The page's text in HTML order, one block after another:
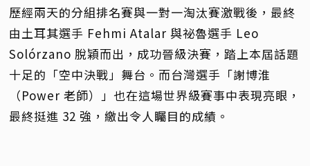
歷經兩天的分組排名賽與一對一淘汰賽激戰後，最終
由土耳其選手 Fehmi Atalar 與祕魯選手 Leo
Solórzano 脫穎而出，成功晉級決賽，踏上本屆話題
十足的「空中決戰」舞台。而台灣選手「謝博淮
（Power 老師）」也在這場世界級賽事中表現亮眼，
最終挺進 32 強，繳出令人矚目的成績。